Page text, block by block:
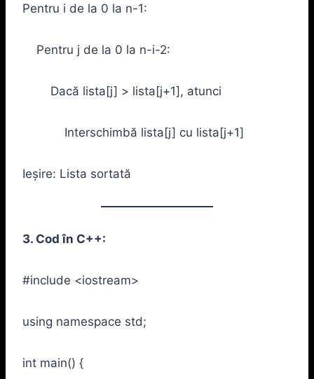
Pentru i de la 0 la n-1:
Pentru j de la 0 la n-i-2:
Dacă lista[j] > lista[j+1], atunci
Interschimbă lista[j] cu lista[j+1]
Ieșire: Lista sortată
3. Cod în C++:
#include <iostream>
using namespace std;
int main() {